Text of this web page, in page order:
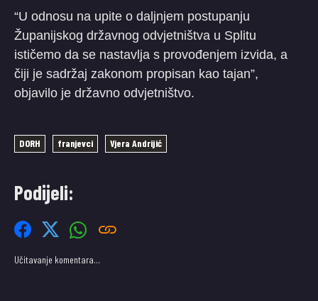
“U odnosu na upite o daljnjem postupanju
Županijskog državnog odvjetništva u Splitu
ističemo da se nastavlja s provođenjem izvida, a
čiji je sadržaj zakonom propisan kao tajan”,
objavilo je državno odvjetništvo.
DORH franjevci Vjera Andrijić
Podijeli:
Učitavanje komentara…